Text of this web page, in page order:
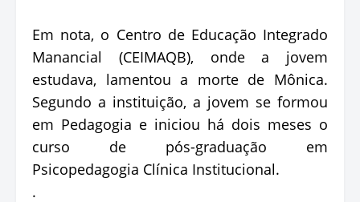
Em nota, o Centro de Educação Integrado
Manancial (CEIMAQB), onde a jovem
estudava, lamentou a morte de Mônica.
Segundo a instituição, a jovem se formou
em Pedagogia e iniciou há dois meses o
curso de pós-graduação em
Psicopedagogia Clínica Institucional.
.